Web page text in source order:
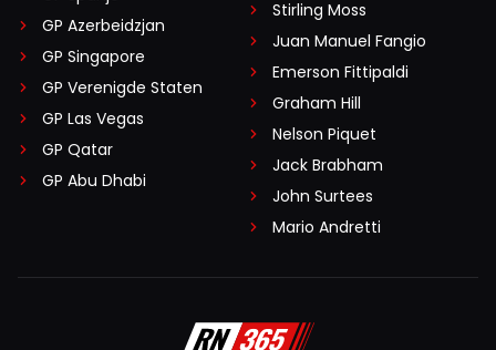
GP Azerbeidzjan
GP Singapore
GP Verenigde Staten
GP Las Vegas
GP Qatar
GP Abu Dhabi
Stirling Moss
Juan Manuel Fangio
Emerson Fittipaldi
Graham Hill
Nelson Piquet
Jack Brabham
John Surtees
Mario Andretti